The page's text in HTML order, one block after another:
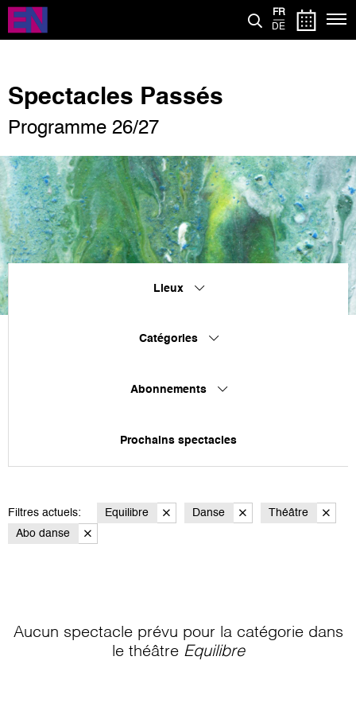
Aller
contenu
FR
DE
Spectacles Passés
Programme 26/27
Lieux
Catégories
Abonnements
Prochains spectacles
Filtres actuels: Equilibre Danse
Théâtre
Abo danse
Aucun spectacle prévu pour la catégorie dans
le théâtre Equilibre